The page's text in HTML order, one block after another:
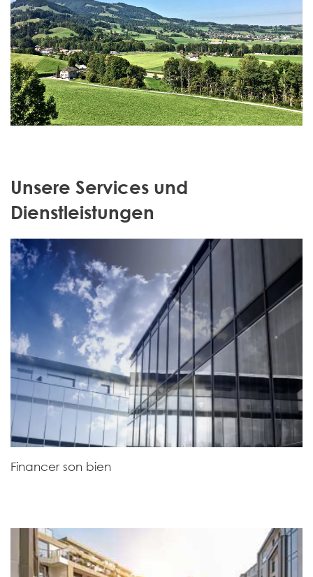
Unsere Services und
Dienstleistungen
Financer son bien